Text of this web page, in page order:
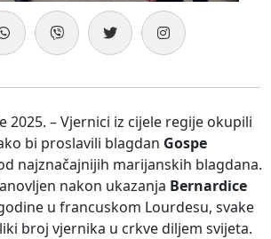
2025. – Vjernici iz cijele regije okupili
bi proslavili blagdan Gospe
najznačajnijih marijanskih blagdana.
nakon ukazanja Bernardice
u francuskom Lourdesu, svake
broj vjernika u crkve diljem svijeta.